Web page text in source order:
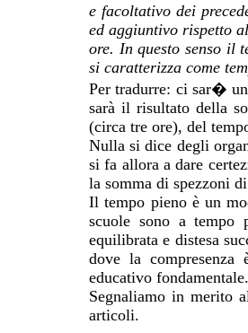
e facoltativo dei
ed aggiuntivo rispetto
ore. In questo senso il
si caratterizza come
Per tradurre: ci sar�
sarà il risultato della
(circa tre ore), del
Nulla si dice degli
si fa allora a dare
la somma di spezzoni
Il tempo pieno è un
scuole sono a tempo
equilibrata e distesa
dove la
educativo
Segnaliamo in merito
articoli.